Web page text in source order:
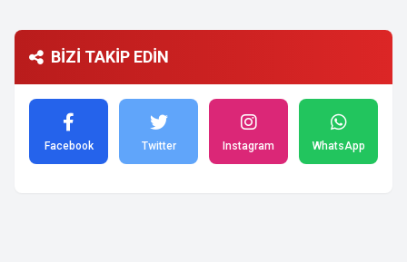
BİZİ TAKİP EDİN
Facebook Twitter Instagram WhatsApp